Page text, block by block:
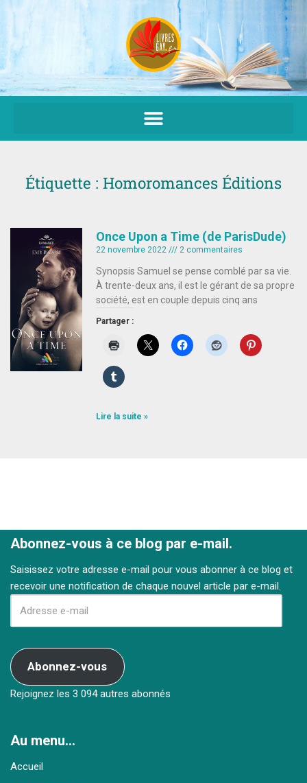
Aller
au
contenu
Étiquette : Homoromances Éditions
Once Upon a Time (de ParisDude)
22 novembre 2022 2 commentaires
Synopsis Samuel se pense comblé par sa vie.
À trente-deux ans, il est le gérant de sa propre
société, est en couple depuis cinq ans
Partager :
Lire la suite »
Abonnez-vous à ce blog par e-mail.
Saisissez votre adresse e-mail pour vous abonner à ce blog et
recevoir une notification de chaque nouvel article par e-mail.
Abonnez-vous
Rejoignez les 3 094 autres abonnés
Au menu…
Accueil